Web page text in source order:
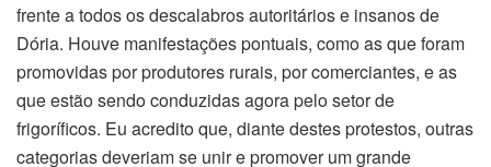
frente a todos os descalabros autoritários e insanos de
Dória. Houve manifestações pontuais, como as que foram
promovidas por produtores rurais, por comerciantes, e as
que estão sendo conduzidas agora pelo setor de
frigoríficos. Eu acredito que, diante destes protestos, outras
categorias deveriam se unir e promover um grande